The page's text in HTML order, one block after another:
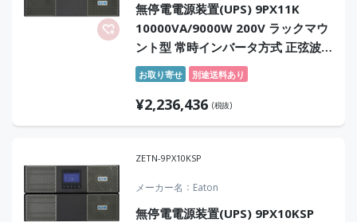
無停電電源装置(UPS) 9PX11K
10000VA/9000W 200V ラックマウ
ント型 常時インバータ方式 正弦波
オンサイト4年保証付
お取り寄せ 別途送料あり
¥2,236,436 (税抜)
ZETN-9PX10KSP
メーカー名 Eaton
無停電電源装置(UPS) 9PX10KSP